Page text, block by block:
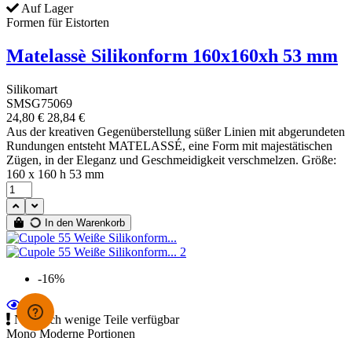
Auf Lager
Formen für Eistorten
Matelassè Silikonform 160x160xh 53 mm
Silikomart
SMSG75069
24,80 € 28,84 €
Aus der kreativen Gegenüberstellung süßer Linien mit abgerundeten
Rundungen entsteht MATELASSÉ, eine Form mit majestätischen
Zügen, in der Eleganz und Geschmeidigkeit verschmelzen. Größe:
160 x 160 h 53 mm
In den Warenkorb
-16%
Nur noch wenige Teile verfügbar
Mono Moderne Portionen